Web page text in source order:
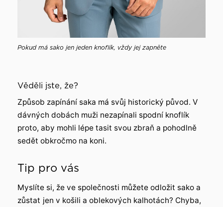
Pokud má sako jen jeden knoflík, vždy jej zapněte
Věděli jste, že?
Způsob zapínání saka má svůj historický původ. V
dávných dobách muži nezapínali spodní knoflík
proto, aby mohli lépe tasit svou zbraň a pohodlně
sedět obkročmo na koni.
Tip pro vás
Myslíte si, že ve společnosti můžete odložit sako a
zůstat jen v košili a oblekových kalhotách? Chyba,